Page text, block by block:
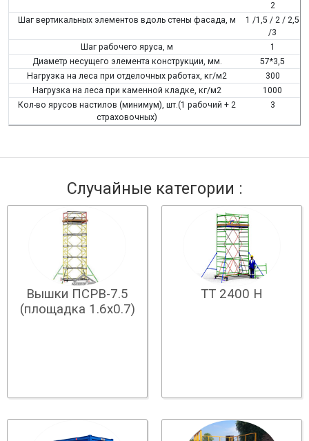
2
Шаг вертикальных элементов вдоль стены фасада, м
1 /1,5 / 2 / 2,5
/3
Шаг рабочего яруса, м
1
Диаметр несущего элемента конструкции, мм.
57*3,5
Нагрузка на леса при отделочных работах, кг/м2
300
Нагрузка на леса при каменной кладке, кг/м2
1000
Кол-во ярусов настилов (минимум), шт.(1 рабочий + 2
страховочных)
3
Случайные категории :
Вышки ПСРВ-7.5
(площадка 1.6х0.7)
ТТ 2400 Н